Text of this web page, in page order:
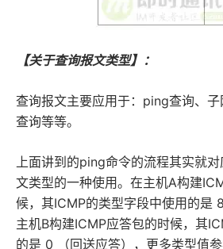
【关于查询报文类型】：
查询报文主要应用于：ping查询、
查询等等。
上面讲到的ping命令的流程其实就
文类型的一种使用。在主机A构建
候，其ICMP的类型字段中使用的是
主机B构建ICMP应答包的时候，其
的是 0 （回送应答），更多类型值参